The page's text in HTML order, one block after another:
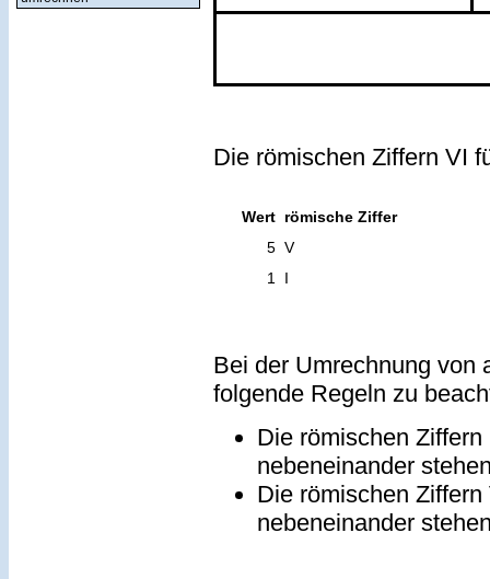
Die römischen Ziffern VI
Wert römische Ziffer
5 V
1
I
Bei der Umrechnung von
folgende Regeln zu
Die römischen
nebeneinander
Die römischen
nebeneinander